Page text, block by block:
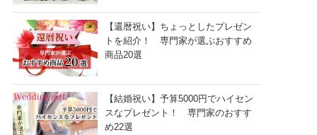
【還暦祝い】ちょっとしたプレゼン
トを紹介！ 専門家が選ぶおすすめ
商品20選
【結婚祝い】予算5000円でハイセン
スなプレゼント！ 専門家のおすす
め22選